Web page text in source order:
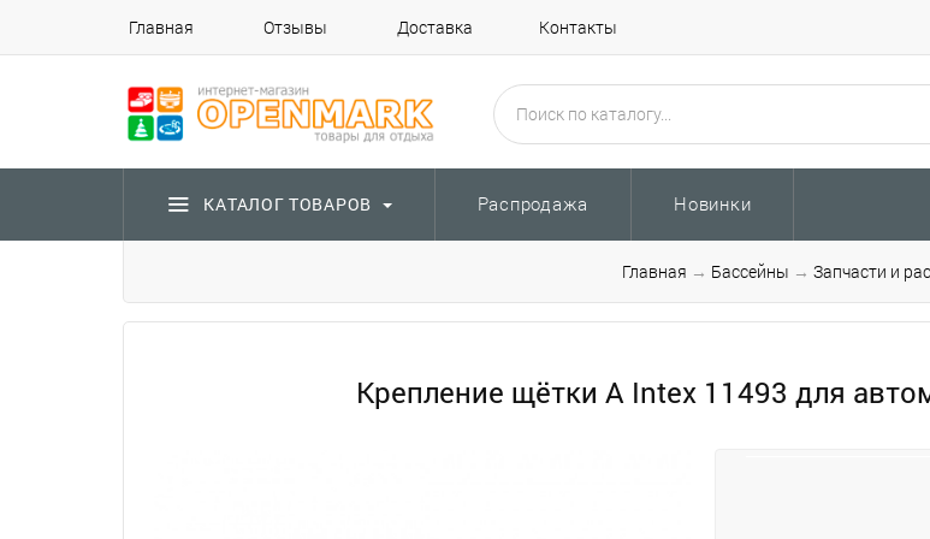
Главная Отзывы Доставка Контакты
КАТАЛОГ ТОВАРОВ Распродажа Новинки
Главная → Бассейны → Запчасти и
Крепление щётки A Intex 11493 для